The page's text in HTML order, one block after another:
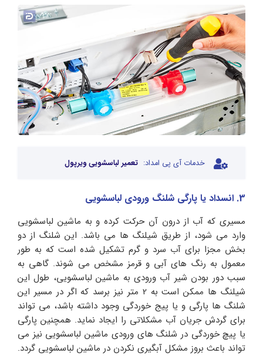
خدمات آی پی امداد: تعمیر لباسشویی ویرپول
3. انسداد یا پارگی شلنگ ورودی لباسشویی
مسیری که آب از درون آن حرکت کرده و به ماشین لباسشویی
وارد می شود، از طریق شیلنگ ها می باشد. این شلنگ از دو
بخش مجزا برای آب سرد و گرم تشکیل شده است که به طور
معمول به رنگ های آبی و قرمز مشخص می شوند. گاهی به
سبب دور بودن شیر آب ورودی به ماشین لباسشویی، طول این
شیلنگ ها ممکن است به 2 متر نیز برسد که اگر در مسیر این
شلنگ ها پارگی و یا پیج خوردگی وجود داشته باشد، می تواند
برای گردش جریان آب مشکلاتی را ایجاد نماید. همچنین پارگی
یا پیچ خوردگی در شلنگ های ورودی ماشین لباسشویی نیز می
تواند باعث بروز مشکل آبگیری نکردن در ماشین لباسشویی گردد.